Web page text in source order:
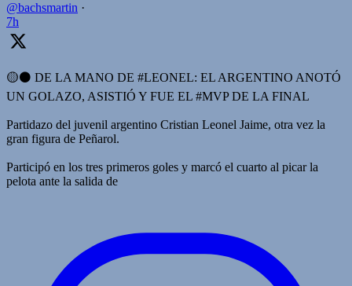
@bachsmartin ·
7h
🟡⚫️ DE LA MANO DE #LEONEL: EL ARGENTINO ANOTÓ
UN GOLAZO, ASISTIÓ Y FUE EL #MVP DE LA FINAL
Partidazo del juvenil argentino Cristian Leonel Jaime, otra vez la
gran figura de Peñarol.
Participó en los tres primeros goles y marcó el cuarto al picar la
pelota ante la salida de